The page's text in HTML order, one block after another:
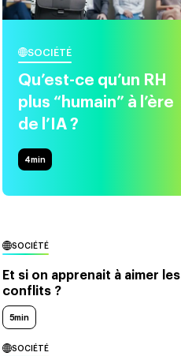
SOCIÉTÉ
Qu’est-ce qu’un RH
plus “humain” à l’ère
de l’IA ?
4min
SOCIÉTÉ
Et si on apprenait à aimer les
conflits ?
5min
SOCIÉTÉ